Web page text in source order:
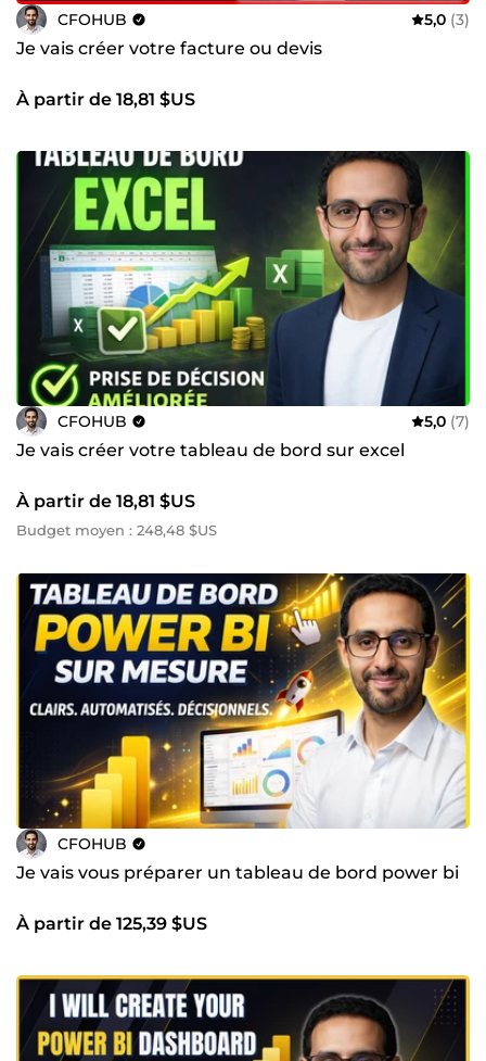
CFOHUB 5,0 (3)
Je vais créer votre facture ou devis
À partir de 18,81 $US
CFOHUB 5,0 (7)
Je vais créer votre tableau de bord sur excel
À partir de 18,81 $US
Budget moyen : 248,48 $US
CFOHUB
Je vais vous préparer un tableau de bord power bi
À partir de 125,39 $US